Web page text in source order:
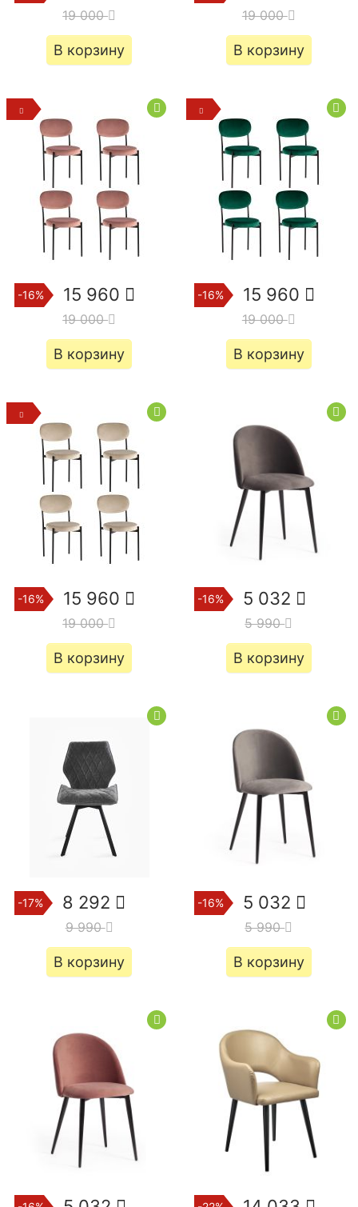
19 000
В корзину
19 000
В корзину
-16% 15 960
19 000
В корзину
-16% 15 960
19 000
В корзину
-16% 15 960
19 000
В корзину
-16% 5 032
5 990
В корзину
-17% 8 292
9 990
В корзину
-16% 5 032
5 990
В корзину